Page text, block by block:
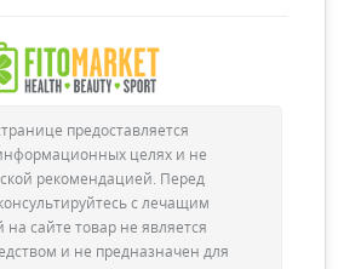
предоставляется
целях и не
рекомендацией. Перед
с лечащим
сайте товар не является
и не предназначен для